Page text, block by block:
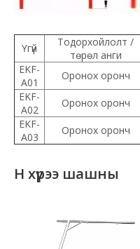
Үгүй
Тодорхойлолт /
төрөл анги
EKF-
A01
Оронох оронч
EKF-
A02
Оронох оронч
EKF-
A03
Оронох оронч
H хүрээ шашны